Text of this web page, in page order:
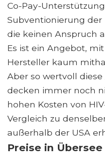
Co-Pay-
Subventionierung der
die keinen Anspruch
Es ist ein Angebot,
Hersteller kaum
Aber so wertvoll
decken immer noch
hohen Kosten von
Vergleich zu
außerhalb der USA
Preise in